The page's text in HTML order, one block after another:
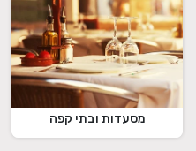
מסעדות ובתי קפה